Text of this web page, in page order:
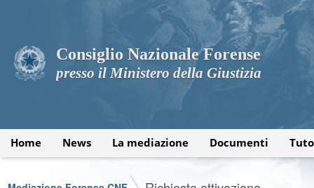
Consiglio Nazionale Forense
presso il Ministero della Giustizia
Home News La mediazione Documenti